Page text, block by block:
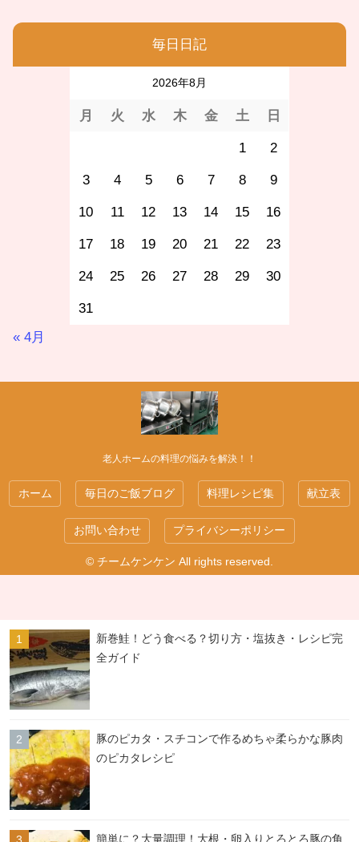
毎日日記
2026年8月
月 火 水 木 金 土 日
1 2
3 4 5 6 7 8 9
10 11 12 13 14 15 16
17 18 19 20 21 22 23
24 25 26 27 28 29 30
31
« 4月
老人ホームの料理の悩みを解決！！
ホーム 毎日のご飯ブログ 料理レシピ集 献立表
お問い合わせ プライバシーポリシー
© チームケンケン All rights reserved.
新巻鮭！どう食べる？切り方・塩抜き・レシピ完
全ガイド
豚のピカタ・スチコンで作るめちゃ柔らかな豚肉
のピカタレシピ
簡単に？大量調理！大根・卵入りとろとろ豚の角